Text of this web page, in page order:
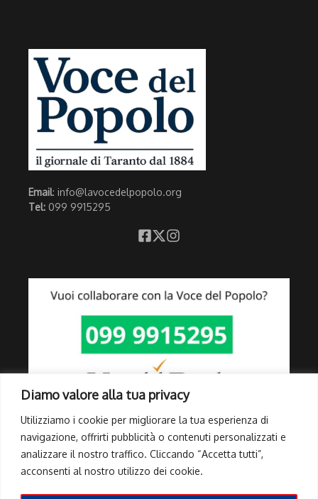
Diamo valore alla tua privacy
Utilizziamo i cookie per migliorare la tua esperienza di
navigazione, offrirti pubblicità o contenuti personalizzati e
analizzare il nostro traffico. Cliccando “Accetta tutti”,
acconsenti al nostro utilizzo dei cookie.
Email: info@lavocedelpopolo.org
Tel: 099 9915295
Link Utili